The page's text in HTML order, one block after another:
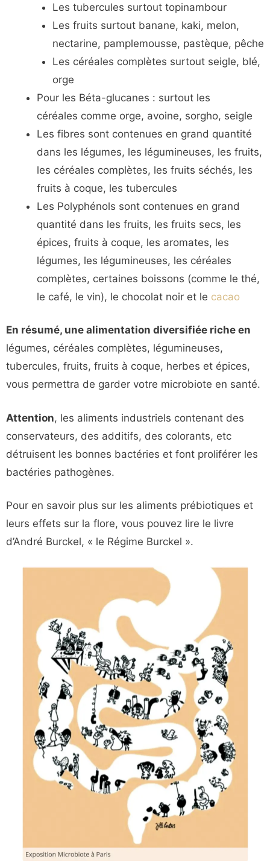
Les tubercules surtout topinambour
Les fruits surtout banane, kaki, melon,
nectarine, pamplemousse, pastèque, pêche
Les céréales complètes surtout seigle, blé,
orge
Pour les Béta-glucanes : surtout les
céréales comme orge, avoine, sorgho, seigle
Les fibres sont contenues en grand quantité
dans les légumes, les légumineuses, les fruits,
les céréales complètes, les fruits séchés, les
fruits à coque, les tubercules
Les Polyphénols sont contenues en grand
quantité dans les fruits, les fruits secs, les
épices, fruits à coque, les aromates, les
légumes, les légumineuses, les céréales
complètes, certaines boissons (comme le thé,
le café, le vin), le chocolat noir et le cacao
En résumé, une alimentation diversifiée riche en
légumes, céréales complètes, légumineuses,
tubercules, fruits, fruits à coque, herbes et épices,
vous permettra de garder votre microbiote en santé.
Attention, les aliments industriels contenant des
conservateurs, des additifs, des colorants, etc
détruisent les bonnes bactéries et font proliférer les
bactéries pathogènes.
Pour en savoir plus sur les aliments prébiotiques et
leurs effets sur la flore, vous pouvez lire le livre
d’André Burckel, « le Régime Burckel ».